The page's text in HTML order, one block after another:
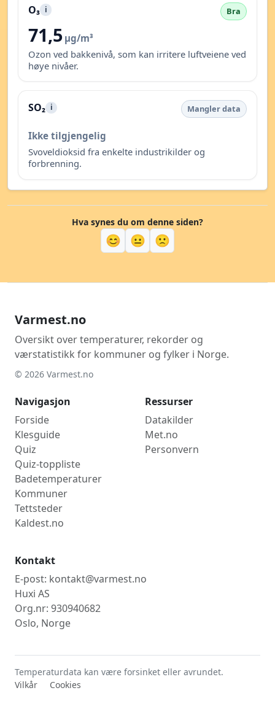
O₃ i Bra
71,5 µg/m³
Ozon ved bakkenivå, som kan irritere luftveiene ved
høye nivåer.
SO₂ i Mangler data
Ikke tilgjengelig
Svoveldioksid fra enkelte industrikilder og
forbrenning.
Hva synes du om denne siden?
😊 😐 🙁
Varmest.no
Oversikt over temperaturer, rekorder og
værstatistikk for kommuner og fylker i Norge.
© 2026 Varmest.no
Navigasjon
Forside
Klesguide
Quiz
Quiz-toppliste
Badetemperaturer
Kommuner
Tettsteder
Kaldest.no
Ressurser
Datakilder
Met.no
Personvern
Kontakt
E-post: kontakt@varmest.no
Huxi AS
Org.nr: 930940682
Oslo, Norge
Temperaturdata kan være forsinket eller avrundet.
Vilkår
Cookies